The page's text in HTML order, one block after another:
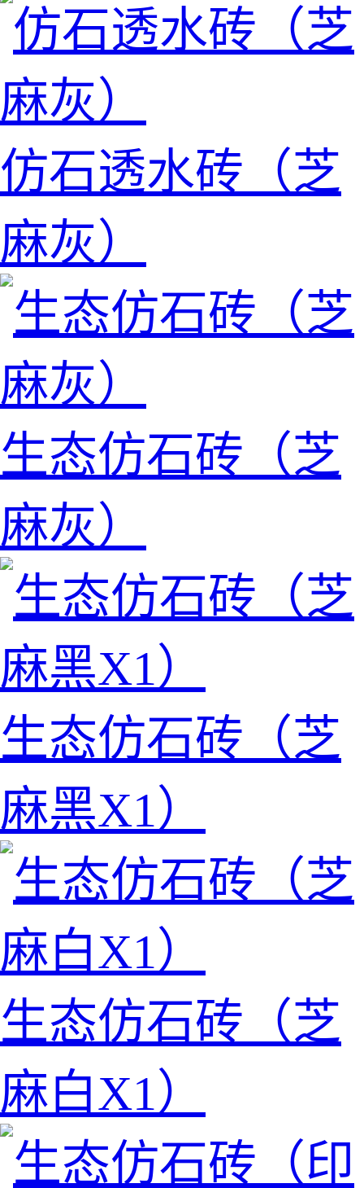
仿石透水砖（芝
麻灰）
生态仿石砖（芝
麻灰）
生态仿石砖（芝
麻黑X1）
生态仿石砖（芝
麻白X1）